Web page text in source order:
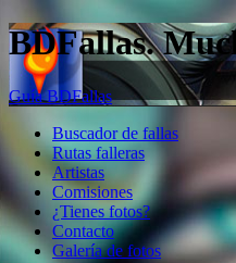
BDFallas.
Guía BDFallas
Buscador de fallas
Rutas falleras
Artistas
Comisiones
¿Tienes fotos?
Contacto
Galería de fotos